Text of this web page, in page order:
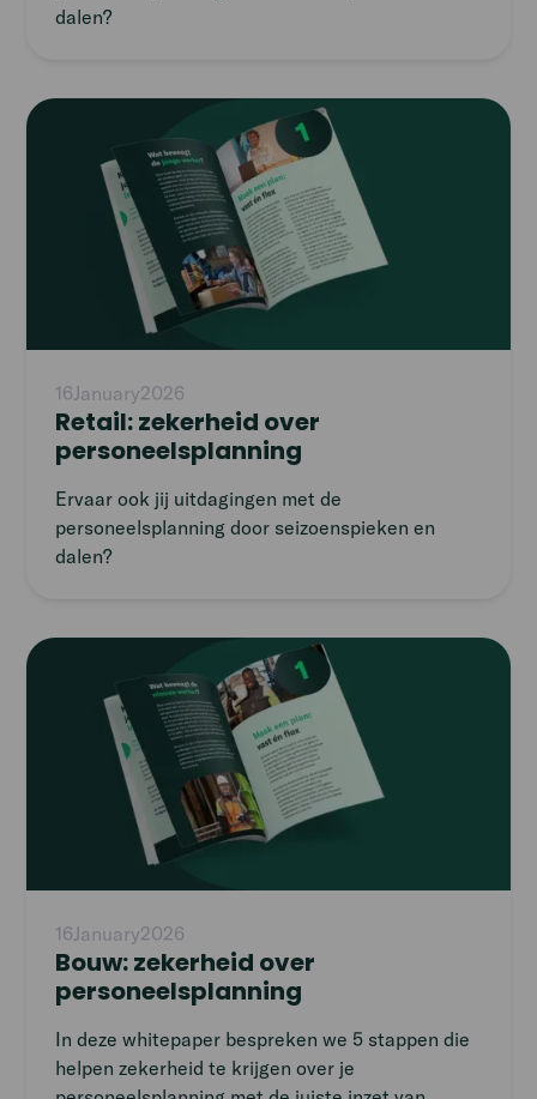
dalen?
16January2026
Retail: zekerheid over
personeelsplanning
Ervaar ook jij uitdagingen met de
personeelsplanning door seizoenspieken en
dalen?
Read
16January2026
Bouw: zekerheid over
personeelsplanning
In deze whitepaper bespreken we 5 stappen die
helpen zekerheid te krijgen over je
Read